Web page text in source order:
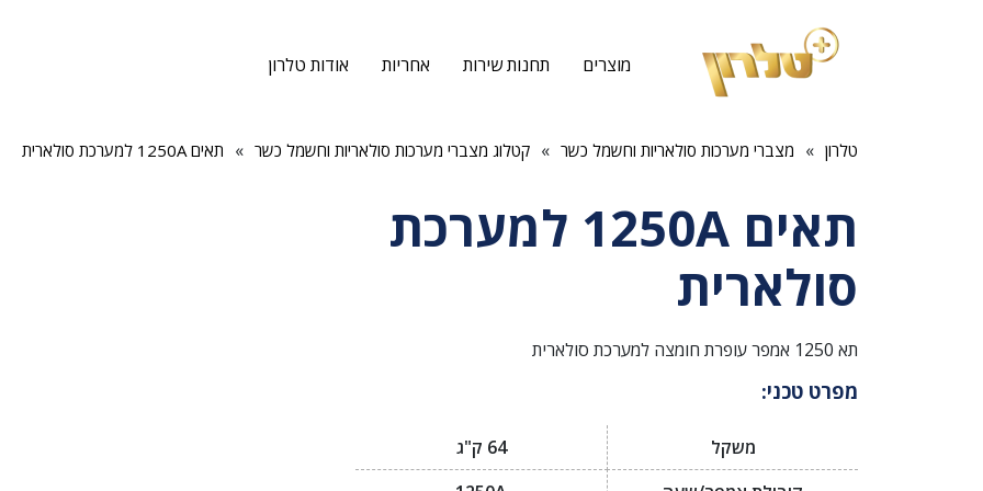
מוצרים תחנות שירות אחריות אודות טלרון
טלרון » מצברי מערכות סולאריות וחשמל כשר » קטלוג מצברי מערכות סולאריות וחשמל כשר » תאים 1250A למערכת סולארית
תאים 1250A למערכת
סולארית
תא 1250 אמפר עופרת חומצה למערכת סולארית
מפרט טכני:
משקל
64 ק"ג